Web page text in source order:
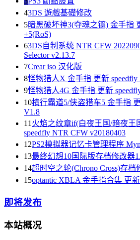
43DS 遊戲基礎修改
5暗黑破坏神3(夺魂之镰) 金手指
+5(RoS)
63DS自制系统 NTR CFW
Selector v2.13.7
7Crear iso 汉化版
8怪物猎人X 金手指 更新 speedfly
9怪物猎人4G 金手指 更新
10横行霸道5/侠盗猎车5 金手指
V1.8
11 火焰之纹章if(白夜王国/暗夜王
speedfly NTR CFW v20180403
12PS2模拟器记忆卡管理程序
13最终幻想10国际版存档修改器
14超时空之轮(Chrono Cross)存档
15optantic XBLA 金手指合集 更
即将发布
本站概况